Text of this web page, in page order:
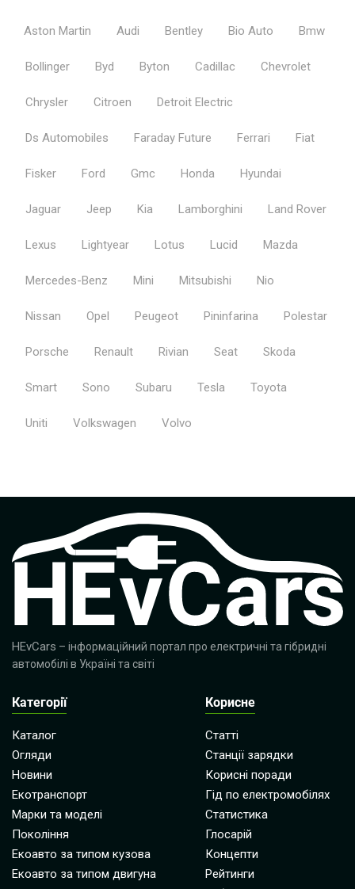
Aston Martin Audi Bentley Bio Auto Bmw
Bollinger Byd Byton Cadillac Chevrolet
Chrysler Citroen Detroit Electric
Ds Automobiles Faraday Future Ferrari Fiat
Fisker Ford Gmc Honda Hyundai
Jaguar Jeep Kia Lamborghini Land Rover
Lexus Lightyear Lotus Lucid Mazda
Mercedes-Benz Mini Mitsubishi Nio
Nissan Opel Peugeot Pininfarina Polestar
Porsche Renault Rivian Seat Skoda
Smart Sono Subaru Tesla Toyota
Uniti Volkswagen Volvo
HEvCars – інформаційний портал про електричні та гібридні
автомобілі в Україні та світі
Категорії
Каталог
Огляди
Новини
Екотранспорт
Марки та моделі
Покоління
Екоавто за типом кузова
Екоавто за типом двигуна
Корисне
Статті
Станції зарядки
Корисні поради
Гід по електромобілях
Статистика
Глосарій
Концепти
Рейтинги